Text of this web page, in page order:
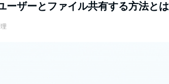
ザーとファイル共有する方法とは